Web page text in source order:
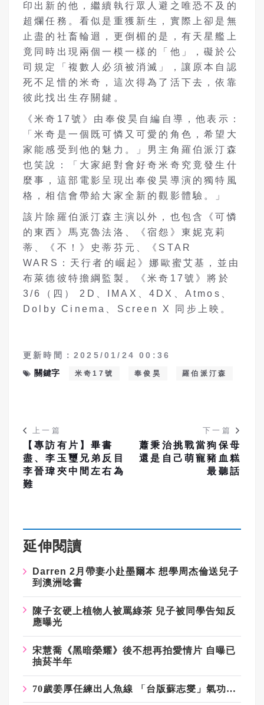
印出新的他，繼續執行眾人避之唯恐不及的
超爛任務。看似是重獲新生，實際上卻是無
止盡的社畜輪迴，更倒楣的是，有天星艦上
竟同時出現兩個一模一樣的「他」，礙於公
司規定「複數人必須被消滅」，讓原本自認
死不足惜的米奇，這次得為了活下去，依靠
彼此找出生存關鍵。
《米奇17號》由奉俊昊自編自導，他表示：
「米奇是一個既可憐又可愛的角色，希望大
家能感受到他的魅力。」男主角羅伯派汀森
也笑說：「大家絕對會好奇米奇究竟發生什
麼事，這部電影呈現出奉俊昊導演的獨特風
格，相信會帶給大家全新的觀影體驗。」
該片除羅伯派汀森主演以外，也包含《可憐
的東西》馬克魯法洛、《宿怨》東妮克莉
蒂、《不！》史蒂芬元、《STAR
WARS：天行者的崛起》娜歐蜜艾基，並由
布萊德彼特擔綱監製。《米奇17號》將於
3/6（四） 2D、IMAX、4DX、Atmos、
Dolby Cinema、Screen X 同步上映。
更新時間：2025/01/24 00:36
關鍵字
米奇17號 奉俊昊 羅伯派汀森
上一篇
【專訪有片】畢書
盡、李玉璽兄弟反目
李晉瑋夾中間左右為
難
下一篇
蕭秉治挑戰當狗保母
還是自己萌寵豬血糕
最聽話
延伸閱讀
Darren 2月帶妻小赴墨爾本 想學周杰倫送兒子
到澳洲唸書
陳子玄硬上植物人被罵綠茶 兒子被同學告知反
應曝光
宋慧喬《黑暗榮耀》後不想再拍愛情片 自曝已
抽菸半年
70歲姜厚任練出人魚線 「台版蘇志燮」氣功喉斷筷眾人驚嘆